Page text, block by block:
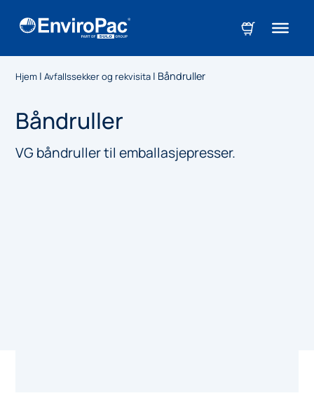
Hjem |Avfallssekker og rekvisita | Båndruller
Båndruller
VG båndruller til emballasjepresser.